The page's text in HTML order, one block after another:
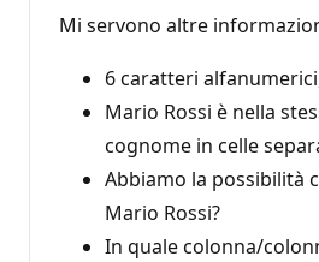
Mi servono altre
6 caratteri
Mario Rossi è nella
cognome in celle
Abbiamo la possibilità
Mario Rossi?
In quale colonna/